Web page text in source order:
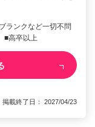
ランクなど一切不問
■高卒以上
載終了日： 2027/04/23